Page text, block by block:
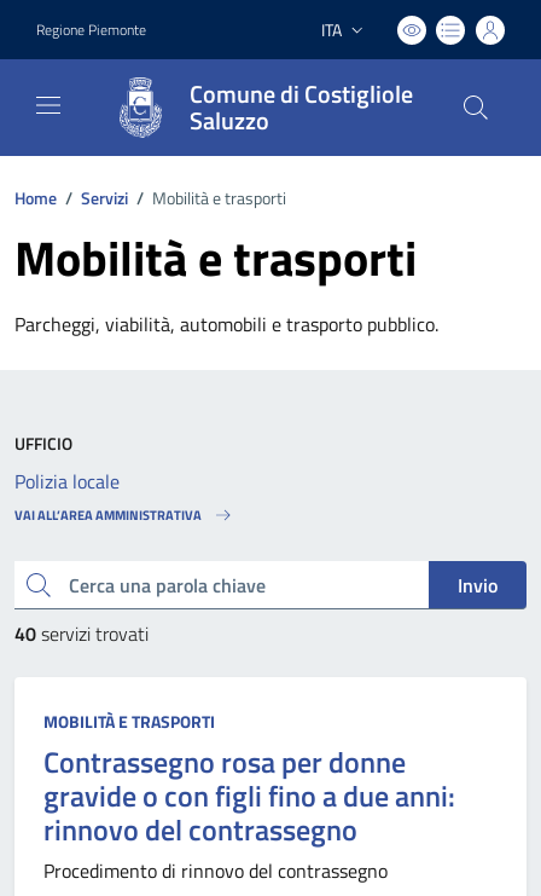
Regione Piemonte Lingua attiva:
ITA
Comune di Costigliole
Saluzzo
Home / Servizi / Mobilità e trasporti
Mobilità e trasporti
Parcheggi, viabilità, automobili e trasporto pubblico.
Cerca una parola chiave
Invio
40servizi trovati
MOBILITÀ E TRASPORTI
Contrassegno rosa per donne
gravide o con figli fino a due anni:
rinnovo del contrassegno
Procedimento di rinnovo del contrassegno
UFFICIO
Polizia locale
VAI ALL’AREA AMMINISTRATIVA